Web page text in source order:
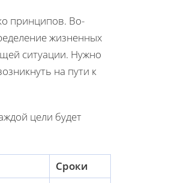
принципов. Во-
жизненных
ситуации. Нужно
на пути к
цели будет
Сроки